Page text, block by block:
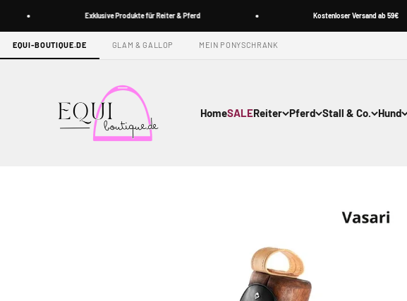
Exklusive Produkte für Reiter & Pferd Kostenloser Versand ab 59€
EQUI-BOUTIQUE.DE GLAM & GALLOP MEIN PONYSCHRANK
HomeSALEReiter Pferd Stall & Co. Hund
Equi-boutique.de